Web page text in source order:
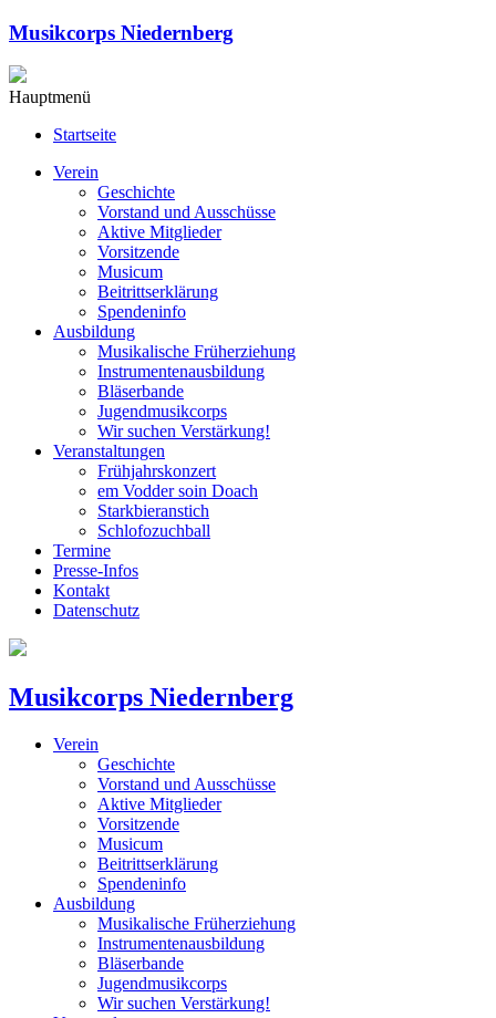
Musikcorps Niedernberg
Hauptmenü
Startseite
Verein
Geschichte
Vorstand und Ausschüsse
Aktive Mitglieder
Vorsitzende
Musicum
Beitrittserklärung
Spendeninfo
Ausbildung
Musikalische Früherziehung
Instrumentenausbildung
Bläserbande
Jugendmusikcorps
Wir suchen Verstärkung!
Veranstaltungen
Frühjahrskonzert
em Vodder soin Doach
Starkbieranstich
Schlofozuchball
Termine
Presse-Infos
Kontakt
Datenschutz
Musikcorps Niedernberg
Verein
Geschichte
Vorstand und Ausschüsse
Aktive Mitglieder
Vorsitzende
Musicum
Beitrittserklärung
Spendeninfo
Ausbildung
Musikalische Früherziehung
Instrumentenausbildung
Bläserbande
Jugendmusikcorps
Wir suchen Verstärkung!